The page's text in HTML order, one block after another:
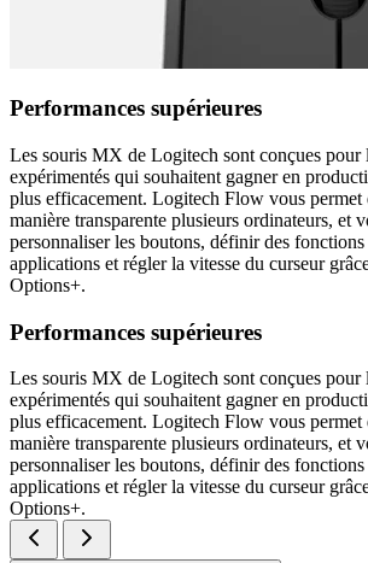
Performances supérieures
Les souris MX de Logitech sont conçues pour
expérimentés qui souhaitent gagner en
plus efficacement. Logitech Flow vous permet
manière transparente plusieurs ordinateurs, et
personnaliser les boutons, définir des
applications et régler la vitesse du curseur
Options+.
Performances supérieures
Les souris MX de Logitech sont conçues pour
expérimentés qui souhaitent gagner en
plus efficacement. Logitech Flow vous permet
manière transparente plusieurs ordinateurs, et
personnaliser les boutons, définir des
applications et régler la vitesse du curseur
Options+.